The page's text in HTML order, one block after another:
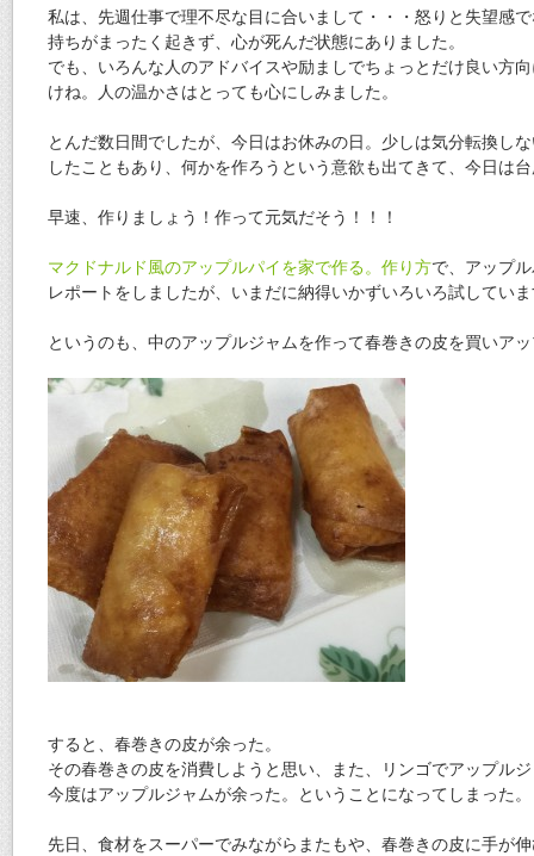
私は、先週仕事で理不尽な目に合いまして・・・怒りと失望感
持ちがまったく起きず、心が死んだ状態にありました。
でも、いろんな人のアドバイスや励ましでちょっとだけ良い方
けね。人の温かさはとっても心にしみました。
とんだ数日間でしたが、今日はお休みの日。少しは気分転換し
したこともあり、何かを作ろうという意欲も出てきて、今日は
早速、作りましょう！作って元気だそう！！！
マクドナルド風のアップルパイを家で作る。作り方で、アップ
レポートをしましたが、いまだに納得いかずいろいろ試してい
というのも、中のアップルジャムを作って春巻きの皮を買いア
すると、春巻きの皮が余った。
その春巻きの皮を消費しようと思い、また、リンゴでアップル
今度はアップルジャムが余った。ということになってしまった。
先日、食材をスーパーでみながらまたもや、春巻きの皮に手が